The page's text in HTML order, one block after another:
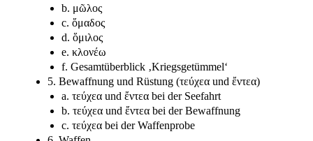
b. μῶλος
c. ὅμαδος
d. ὅμιλος
e. κλονέω
f. Gesamtüberblick ‚Kriegsgetümmel‘
5. Bewaffnung und Rüstung (τεύχεα und ἔντεα)
a. τεύχεα und ἔντεα bei der Seefahrt
b. τεύχεα und ἔντεα bei der Bewaffnung
c. τεύχεα bei der Waffenprobe